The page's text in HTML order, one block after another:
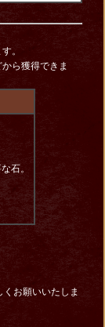
。
ら獲得できま
石。
お願いいたしま